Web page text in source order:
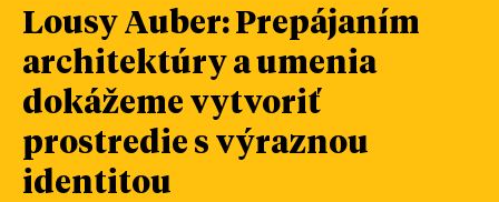
Lousy Auber: Prepájaním
architektúry a umenia
dokážeme vytvoriť
prostredie s výraznou
identitou